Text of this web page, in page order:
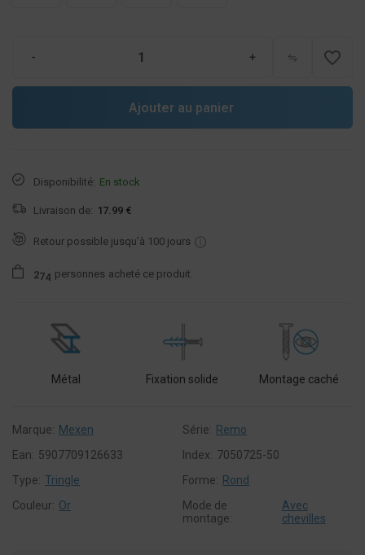
- + favorite_border
Ajouter au panier
Disponibilité: En stock
Livraison de: 17.99 €
Retour possible jusqu’à 100 jours
274 personnes acheté ce produit.
Métal Fixation solide Montage caché
Marque: Mexen Série: Remo
Ean: 5907709126633 Index: 7050725-50
Type: Tringle Forme: Rond
Couleur: Or
Mode de
montage:
Avec
chevilles